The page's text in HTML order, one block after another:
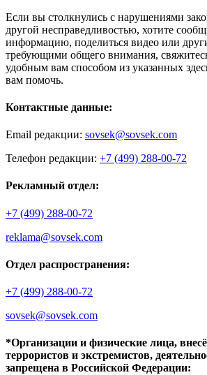
Если вы столкнулись с нарушениями
другой несправедливостью, хотите
информацию, поделиться видео или
требующими общего внимания,
удобным вам способом из указанных
вам помочь.
Контактные данные:
Email редакции: sovsek@sovsek.com
Телефон редакции: +7 (499) 288-00-72
Рекламный отдел:
+7 (499) 288-00-72
reklama@sovsek.com
Отдел распространения:
+7 (499) 288-00-72
sovsek@sovsek.com
*Организации и физические лица,
террористов и экстремистов,
запрещена в Российской Федерации: